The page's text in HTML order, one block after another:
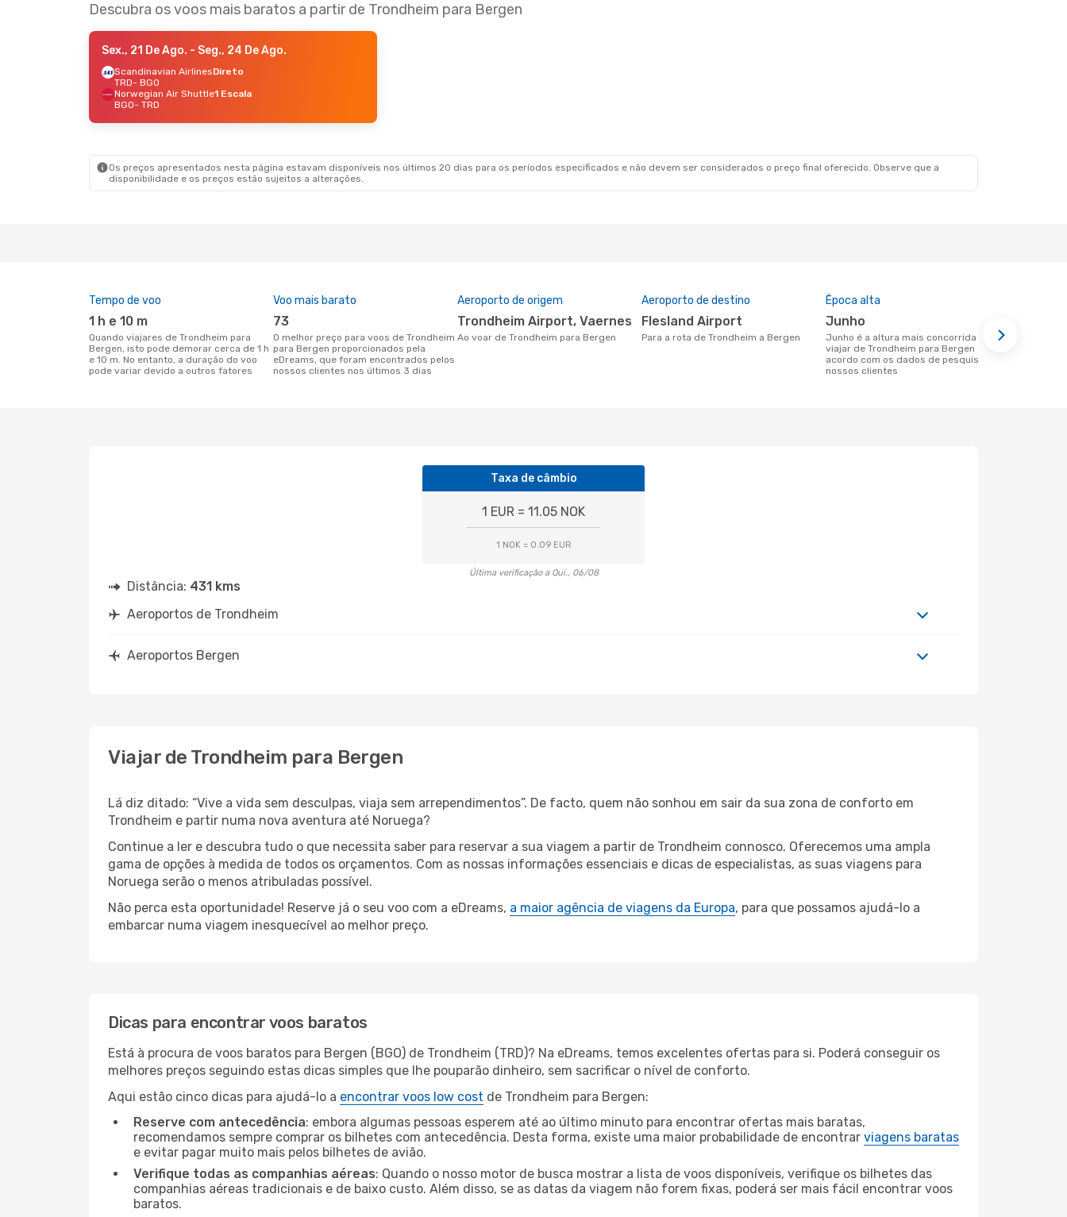
Descubra os voos mais baratos a partir de Trondheim para Bergen
Sex., 21 De Ago. - Seg., 24 De Ago.
Scandinavian AirlinesDireto
TRD- BGO
Norwegian Air Shuttle1 Escala
BGO- TRD
Os preços apresentados nesta página estavam disponíveis nos últimos 20 dias para os períodos especificados e não devem ser considerados o preço final oferecido. Observe que a
disponibilidade e os preços estão sujeitos a alterações.
Tempo de voo
1 h e 10 m
Quando viajares de Trondheim para
Bergen, isto pode demorar cerca de 1 h
e 10 m. No entanto, a duração do voo
pode variar devido a outros fatores
Voo mais barato
73
O melhor preço para voos de Trondheim
para Bergen proporcionados pela
eDreams, que foram encontrados pelos
nossos clientes nos últimos 3 dias
Aeroporto de origem
Trondheim Airport, Vaernes
Ao voar de Trondheim para Bergen
Aeroporto de destino
Flesland Airport
Para a rota de Trondheim a Bergen
Época alta
junho
junho é a altura mais concorrida para
viajar de Trondheim para Bergen de
acordo com os dados de pesquisa dos
nossos clientes
Taxa de câmbio
1 EUR = 11.05 NOK
1 NOK = 0.09 EUR
Última verificação a Qui., 06/08
Distância: 431 kms
Aeroportos de Trondheim
Aeroportos Bergen
Viajar de Trondheim para Bergen
Lá diz ditado: “Vive a vida sem desculpas, viaja sem arrependimentos”. De facto, quem não sonhou em sair da sua zona de conforto em
Trondheim e partir numa nova aventura até Noruega?
Continue a ler e descubra tudo o que necessita saber para reservar a sua viagem a partir de Trondheim connosco. Oferecemos uma ampla
gama de opções à medida de todos os orçamentos. Com as nossas informações essenciais e dicas de especialistas, as suas viagens para
Noruega serão o menos atribuladas possível.
Não perca esta oportunidade! Reserve já o seu voo com a eDreams, a maior agência de viagens da Europa, para que possamos ajudá-lo a
embarcar numa viagem inesquecível ao melhor preço.
Dicas para encontrar voos baratos
Está à procura de voos baratos para Bergen (BGO) de Trondheim (TRD)? Na eDreams, temos excelentes ofertas para si. Poderá conseguir os
melhores preços seguindo estas dicas simples que lhe pouparão dinheiro, sem sacrificar o nível de conforto.
Aqui estão cinco dicas para ajudá-lo a encontrar voos low cost de Trondheim para Bergen:
Reserve com antecedência: embora algumas pessoas esperem até ao último minuto para encontrar ofertas mais baratas,
recomendamos sempre comprar os bilhetes com antecedência. Desta forma, existe uma maior probabilidade de encontrar viagens baratas
e evitar pagar muito mais pelos bilhetes de avião.
Verifique todas as companhias aéreas: Quando o nosso motor de busca mostrar a lista de voos disponíveis, verifique os bilhetes das
companhias aéreas tradicionais e de baixo custo. Além disso, se as datas da viagem não forem fixas, poderá ser mais fácil encontrar voos
baratos.